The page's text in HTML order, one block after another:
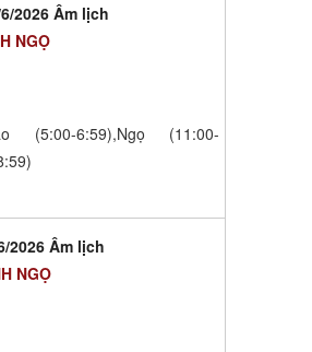
2026 Âm lịch
NGỌ
(5:00-6:59),Ngọ (11:00-
2026 Âm lịch
NGỌ